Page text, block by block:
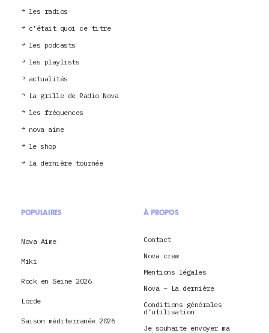
les radios
c’était quoi ce titre
les podcasts
les playlists
actualités
La grille de Radio Nova
les fréquences
nova aime
le shop
la dernière tournée
POPULAIRES
Nova Aime
Miki
Rock en Seine 2026
Lorde
Saison méditerranée 2026
À PROPOS
Contact
Nova crew
Mentions légales
Nova – La dernière
Conditions générales
d’utilisation
Je souhaite envoyer ma